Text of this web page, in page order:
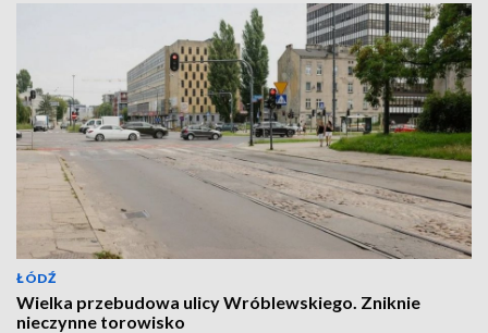
ŁÓDŹ
Wielka przebudowa ulicy Wróblewskiego. Zniknie
nieczynne torowisko